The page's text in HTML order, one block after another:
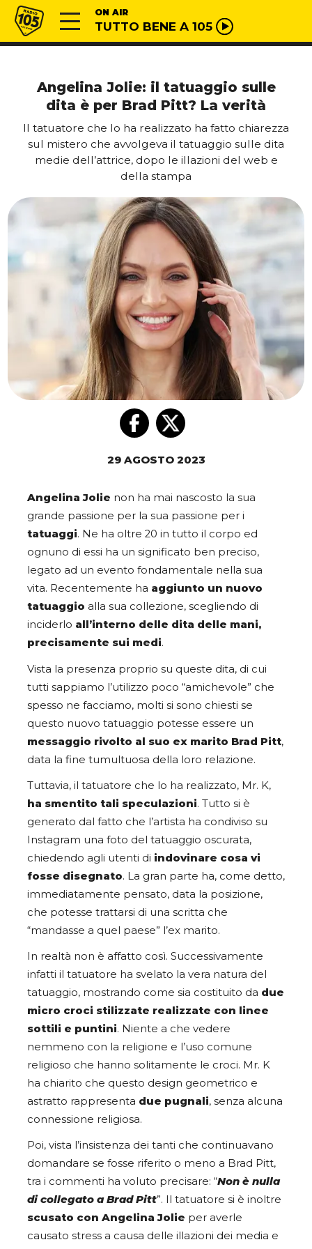
Vai al contenuto
Radio 105 ON AIR
TUTTO BENE A 105
Angelina Jolie: il tatuaggio sulle
dita è per Brad Pitt? La verità
Il tatuatore che lo ha realizzato ha fatto chiarezza
sul mistero che avvolgeva il tatuaggio sulle dita
medie dell’attrice, dopo le illazioni del web e
della stampa
29 AGOSTO 2023
Angelina Jolie non ha mai nascosto la sua
grande passione per la sua passione per i
tatuaggi. Ne ha oltre 20 in tutto il corpo ed
ognuno di essi ha un significato ben preciso,
legato ad un evento fondamentale nella sua
vita. Recentemente ha aggiunto un nuovo
tatuaggio alla sua collezione, scegliendo di
inciderlo all’interno delle dita delle mani,
precisamente sui medi.
Vista la presenza proprio su queste dita, di cui
tutti sappiamo l’utilizzo poco “amichevole” che
spesso ne facciamo, molti si sono chiesti se
questo nuovo tatuaggio potesse essere un
messaggio rivolto al suo ex marito Brad Pitt,
data la fine tumultuosa della loro relazione.
Tuttavia, il tatuatore che lo ha realizzato, Mr. K,
ha smentito tali speculazioni. Tutto si è
generato dal fatto che l’artista ha condiviso su
Instagram una foto del tatuaggio oscurata,
chiedendo agli utenti di indovinare cosa vi
fosse disegnato. La gran parte ha, come detto,
immediatamente pensato, data la posizione,
che potesse trattarsi di una scritta che
“mandasse a quel paese” l’ex marito.
In realtà non è affatto così. Successivamente
infatti il tatuatore ha svelato la vera natura del
tatuaggio, mostrando come sia costituito da due
micro croci stilizzate realizzate con linee
sottili e puntini. Niente a che vedere
nemmeno con la religione e l’uso comune
religioso che hanno solitamente le croci. Mr. K
ha chiarito che questo design geometrico e
astratto rappresenta due pugnali, senza alcuna
connessione religiosa.
Poi, vista l’insistenza dei tanti che continuavano
domandare se fosse riferito o meno a Brad Pitt,
tra i commenti ha voluto precisare: “Non è nulla
di collegato a Brad Pitt”. Il tatuatore si è inoltre
scusato con Angelina Jolie per averle
causato stress a causa delle illazioni dei media e